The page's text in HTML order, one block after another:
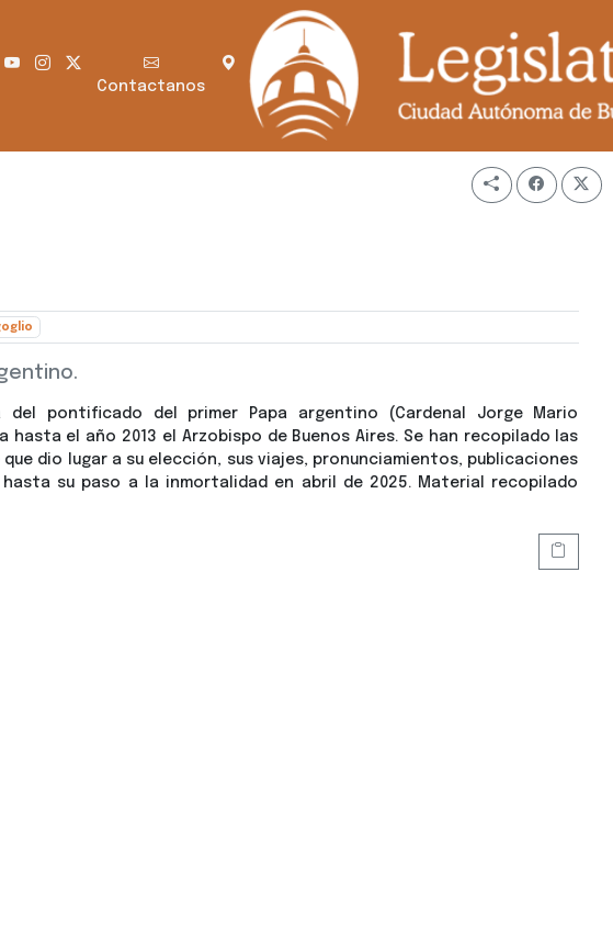
Contactanos
pontificado del primer Papa argentino (Cardenal Jorge Mario
hasta el año 2013 el Arzobispo de Buenos Aires. Se han recopilado las
dio lugar a su elección, sus viajes, pronunciamientos, publicaciones
su paso a la inmortalidad en abril de 2025. Material recopilado